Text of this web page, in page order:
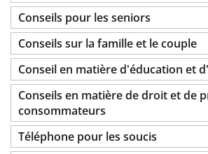
Conseils pour les seniors
Conseils sur la famille et le couple
Conseil en matière d'éducation et
Conseils en matière de droit et de
consommateurs
Téléphone pour les soucis